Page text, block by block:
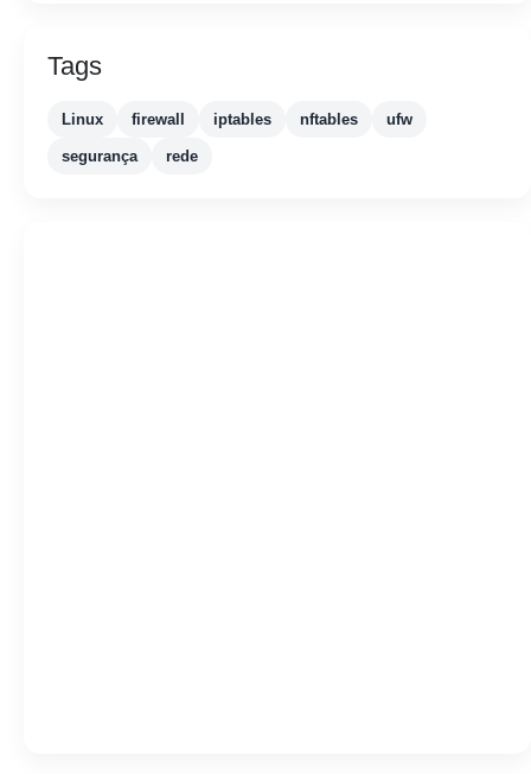
Tags
Linux firewall iptables nftables ufw
segurança rede